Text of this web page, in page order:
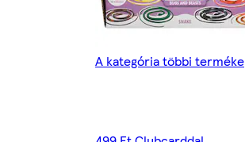
A kategória többi terméke